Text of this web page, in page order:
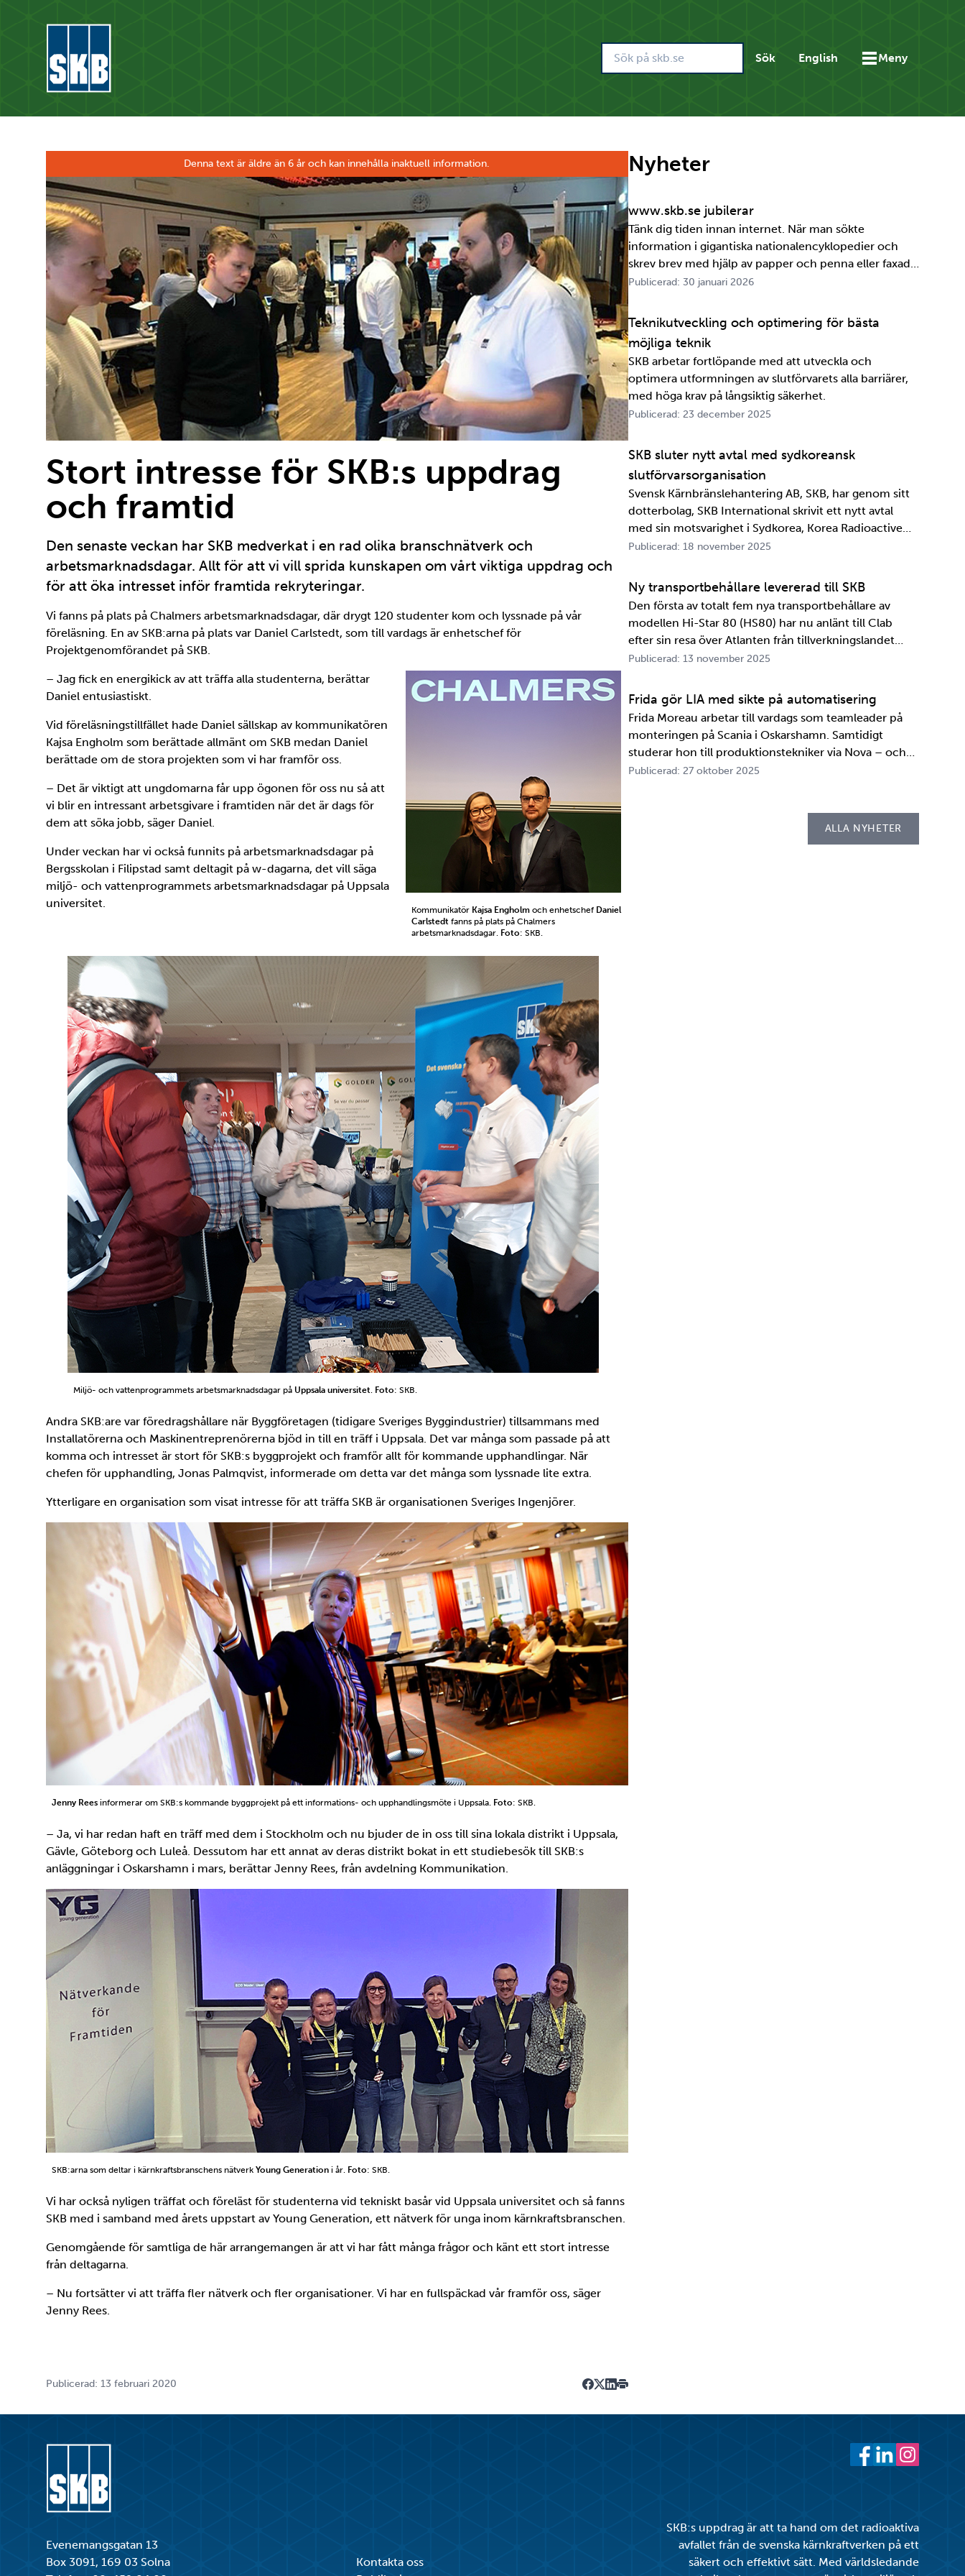
Sök English Meny
Denna text är äldre än 6 år och kan innehålla inaktuell information.
Stort intresse för SKB:s uppdrag
och framtid
Den senaste veckan har SKB medverkat i en rad olika branschnätverk och
arbetsmarknadsdagar. Allt för att vi vill sprida kunskapen om vårt viktiga uppdrag och
för att öka intresset inför framtida rekryteringar.
Vi fanns på plats på Chalmers arbetsmarknadsdagar, där drygt 120 studenter kom och lyssnade på vår
föreläsning. En av SKB:arna på plats var Daniel Carlstedt, som till vardags är enhetschef för
Projektgenomförandet på SKB.
Kommunikatör Kajsa Engholmoch enhetschef Daniel
Carlstedt fanns på plats på Chalmers
arbetsmarknadsdagar. Foto: SKB.
– Jag fick en energikick av att träffa alla studenterna, berättar
Daniel entusiastiskt.
Vid föreläsningstillfället hade Daniel sällskap av kommunikatören
Kajsa Engholm som berättade allmänt om SKB medan Daniel
berättade om de stora projekten som vi har framför oss.
– Det är viktigt att ungdomarna får upp ögonen för oss nu så att
vi blir en intressant arbetsgivare i framtiden när det är dags för
dem att söka jobb, säger Daniel.
Under veckan har vi också funnits på arbetsmarknadsdagar på
Bergsskolan i Filipstad samt deltagit på w-dagarna, det vill säga
miljö- och vattenprogrammets arbetsmarknadsdagar på Uppsala
universitet.
Miljö- och vattenprogrammets arbetsmarknadsdagar på Uppsala universitet Foto: SKB.
Andra SKB:are var föredragshållare när Byggföretagen (tidigare Sveriges Byggindustrier) tillsammans med
Installatörerna och Maskinentreprenörerna bjöd in till en träff i Uppsala. Det var många som passade på att
komma och intresset är stort för SKB:s byggprojekt och framför allt för kommande upphandlingar. När
chefen för upphandling, Jonas Palmqvist, informerade om detta var det många som lyssnade lite extra.
Ytterligare en organisation som visat intresse för att träffa SKB är organisationen Sveriges Ingenjörer.
Jenny Rees informerar om SKB:s kommande byggprojekt på ett informations- och upphandlingsmöte i Uppsala. Foto: SKB.
– Ja, vi har redan haft en träff med dem i Stockholm och nu bjuder de in oss till sina lokala distrikt i Uppsala,
Gävle, Göteborg och Luleå. Dessutom har ett annat av deras distrikt bokat in ett studiebesök till SKB:s
anläggningar i Oskarshamn i mars, berättar Jenny Rees, från avdelning Kommunikation.
SKB:arna som deltar i kärnkraftsbranschens nätverk Young Generation i år. Foto: SKB.
Vi har också nyligen träffat och föreläst för studenterna vid tekniskt basår vid Uppsala universitet och så fanns
SKB med i samband med årets uppstart av Young Generation, ett nätverk för unga inom kärnkraftsbranschen.
Genomgående för samtliga de här arrangemangen är att vi har fått många frågor och känt ett stort intresse
från deltagarna.
– Nu fortsätter vi att träffa fler nätverk och fler organisationer. Vi har en fullspäckad vår framför oss, säger
Jenny Rees.
Publicerad: 13 februari 2020
Nyheter
www.skb.se jubilerar
Tänk dig tiden innan internet. När man sökte
information i gigantiska nationalencyklopedier och
skrev brev med hjälp av papper och penna eller faxade
om ett meddelande skulle fram snabbt. Det är inte
perspektiv i alla fall. För oss på SKB är det …
Publicerad: 30 januari 2026
Teknikutveckling och optimering för bästa
möjliga teknik
SKB arbetar fortlöpande med att utveckla och
optimera utformningen av slutförvarets alla barriärer,
med höga krav på långsiktig säkerhet.
Publicerad: 23 december 2025
SKB sluter nytt avtal med sydkoreansk
slutförvarsorganisation
Svensk Kärnbränslehantering AB, SKB, har genom sitt
dotterbolag, SKB International skrivit ett nytt avtal
med sin motsvarighet i Sydkorea, Korea Radioactive
Waste Agency, KORAD. Avtalet, som är ett så kallat
samarbetet mellan de två organisationerna. …
Publicerad: 18 november 2025
Ny transportbehållare levererad till SKB
Den första av totalt fem nya transportbehållare av
modellen Hi-Star 80 (HS80) har nu anlänt till Clab
efter sin resa över Atlanten från tillverkningslandet
USA. Innan transportbehållaren kan bli en del av SKB:s
tester och utbildningar. Redan 2008 i…
Publicerad: 13 november 2025
Frida gör LIA med sikte på automatisering
Frida Moreau arbetar till vardags som teamleader på
monteringen på Scania i Oskarshamn. Samtidigt
studerar hon till produktionstekniker via Nova – och
under tio veckor i höst gör hon både sin praktik, även
Publicerad: 27 oktober 2025
ALLA NYHETER
Evenemangsgatan 13
Box 3091, 169 03 Solna
Kontakta oss
SKB:s uppdrag är att ta hand om det radioaktiva
avfallet från de svenska kärnkraftverken på ett
säkert och effektivt sätt. Med världsledande